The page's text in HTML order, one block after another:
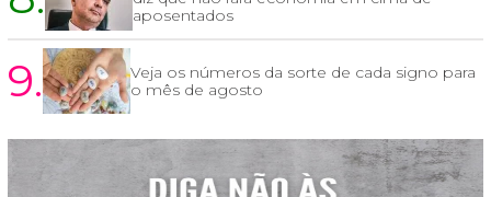
aposentados
9.
Veja os números da sorte de cada signo para
o mês de agosto